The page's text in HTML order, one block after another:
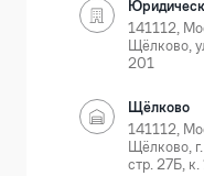
141112,
Щёлково,
201
Щёлково
141112,
Щёлково,
стр. 27Б,